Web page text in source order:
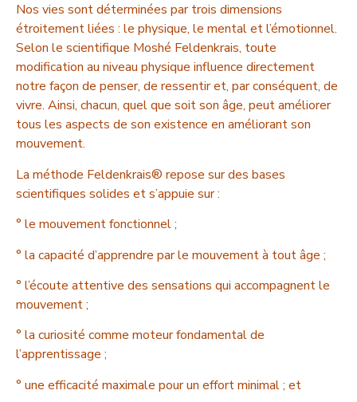
Nos vies sont déterminées par trois dimensions
étroitement liées : le physique, le mental et l’émotionnel.
Selon le scientifique Moshé Feldenkrais, toute
modification au niveau physique influence directement
notre façon de penser, de ressentir et, par conséquent, de
vivre. Ainsi, chacun, quel que soit son âge, peut améliorer
tous les aspects de son existence en améliorant son
mouvement.
La méthode Feldenkrais® repose sur des bases
scientifiques solides et s’appuie sur :
° le mouvement fonctionnel ;
° la capacité d’apprendre par le mouvement à tout âge ;
° l’écoute attentive des sensations qui accompagnent le
mouvement ;
° la curiosité comme moteur fondamental de
l’apprentissage ;
° une efficacité maximale pour un effort minimal ; et